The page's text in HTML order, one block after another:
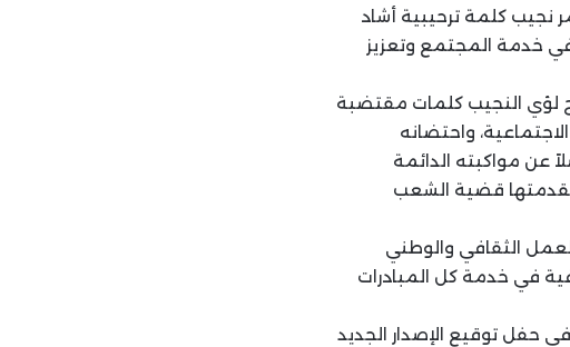
نجيب كلمة ترحيبية أشاد
في خدمة المجتمع وتعزيز
لؤي النجيب كلمات مقتضبة
واحتضانه
عن مواكبته الدائمة
مقدمتها قضية الشعب
الثقافي والوطني
في خدمة كل المبادرات
حفل توقيع الإصدار الجديد